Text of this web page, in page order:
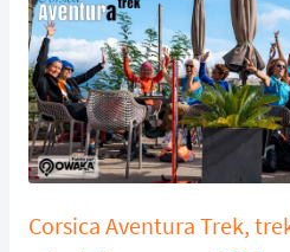
Corsica Aventura Trek,